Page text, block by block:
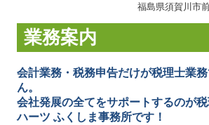
ご契約までの流れ
交通案内
オンライン相談
福島県須賀川市
業務案内
会計業務・税務申告だけが税理士業
ん。
会社発展の全てをサポートするのが
ハーツ ふくしま事務所です！